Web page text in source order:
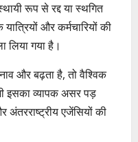
रूप से रद्द या स्थगित
और कर्मचारियों की
लिया गया है।
और बढ़ता है, तो वैश्विक
इसका व्यापक असर पड़
एजेंसियों की